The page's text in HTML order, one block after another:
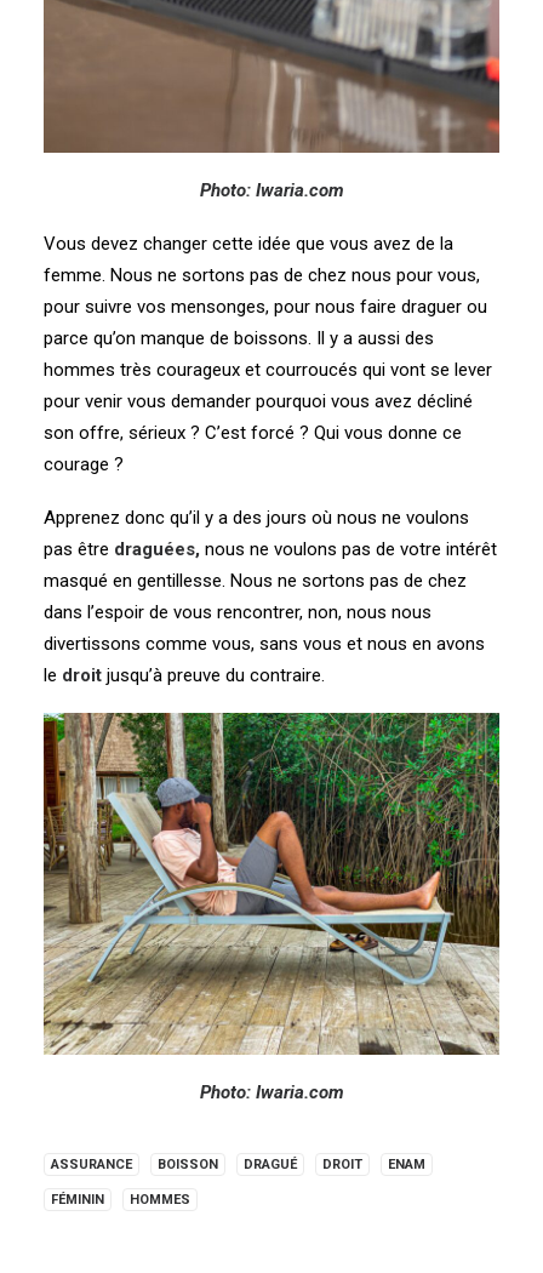
Photo: Iwaria.com
Vous devez changer cette idée que vous avez de la
femme. Nous ne sortons pas de chez nous pour vous,
pour suivre vos mensonges, pour nous faire draguer ou
parce qu’on manque de boissons. Il y a aussi des
hommes très courageux et courroucés qui vont se lever
pour venir vous demander pourquoi vous avez décliné
son offre, sérieux ? C’est forcé ? Qui vous donne ce
courage ?
Apprenez donc qu’il y a des jours où nous ne voulons
pas être draguées, nous ne voulons pas de votre intérêt
masqué en gentillesse. Nous ne sortons pas de chez
dans l’espoir de vous rencontrer, non, nous nous
divertissons comme vous, sans vous et nous en avons
le droit jusqu’à preuve du contraire.
Photo: Iwaria.com
ASSURANCE BOISSON DRAGUÉ DROIT ENAM
FÉMININ HOMMES